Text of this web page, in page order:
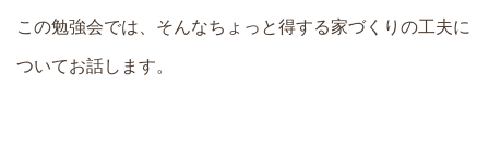
この勉強会では、そんなちょっと得する家づくりの工夫に
ついてお話します。